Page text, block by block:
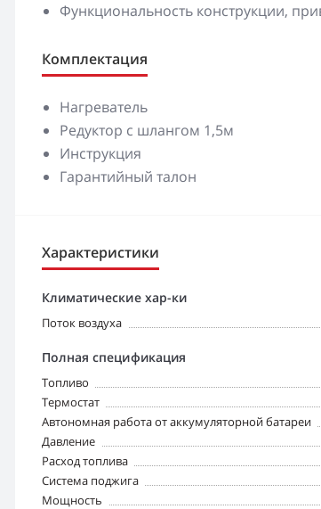
Функциональность конструкции,
Комплектация
Нагреватель
Редуктор с шлангом 1,5м
Инструкция
Гарантийный талон
Характеристики
Климатические хар-ки
Поток воздуха
Полная спецификация
Топливо
Tермостат
Автономная работа от аккумуляторной батареи
Давление
Расход топлива
Система поджига
Мощность